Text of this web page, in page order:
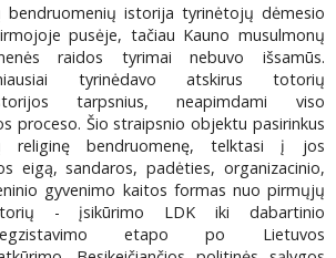
istorija tyrinėtojų dėmesio
pusėje, tačiau Kauno musulmonų
raidos tyrimai nebuvo išsamūs.
tyrinėdavo atskirus totorių
tarpsnius, neapimdami viso
proceso. Šio straipsnio objektu pasirinkus
religinę bendruomenę, telktasi į jos
eigą, sandaros, padėties, organizacinio,
gyvenimo kaitos formas nuo pirmųjų
- įsikūrimo LDK iki dabartinio
egzistavimo etapo po Lietuvos